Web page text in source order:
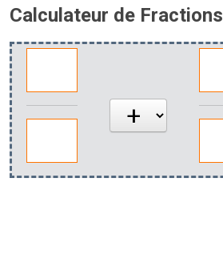
Calculateur de Fractions